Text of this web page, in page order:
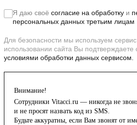
Я даю своё согласие на обработку и
персональных данных третьим лицам
Для безопасности мы используем
использовании сайта Вы подтверждаете
условиями обработки данных сервисом.
Внимание!
Сотрудники Vitacci.ru — никогда не
и не просят назвать код из SMS.
Будьте аккуратны, если Вам звонят от